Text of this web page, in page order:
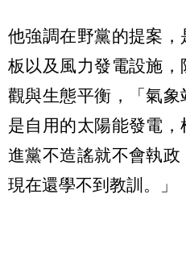
他強調在野黨的提案
板以及風力發電設施
觀與生態平衡，「氣象
是自用的太陽能發電
進黨不造謠就不會執政
現在還學不到教訓。」